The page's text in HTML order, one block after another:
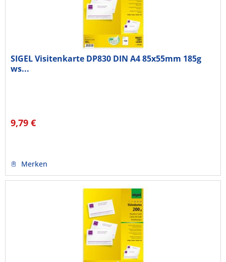
SIGEL Visitenkarte DP830 DIN A4 85x55mm 185g
ws...
9,79 €
Merken